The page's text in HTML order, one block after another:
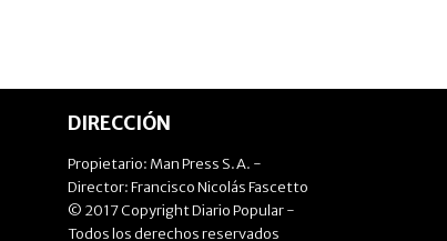
DIRECCIÓN
Propietario: Man Press S.A. -
Director: Francisco Nicolás Fascetto
© 2017 Copyright Diario Popular -
Todos los derechos reservados